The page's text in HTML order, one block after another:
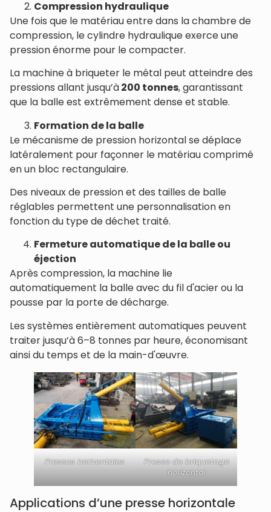
Compression hydraulique
Une fois que le matériau entre dans la chambre de
compression, le cylindre hydraulique exerce une
pression énorme pour le compacter.
La machine à briqueter le métal peut atteindre des
pressions allant jusqu’à200 tonnes, garantissant
que la balle est extrêmement dense et stable.
Formation de la balle
Le mécanisme de pression horizontal se déplace
latéralement pour façonner le matériau comprimé
en un bloc rectangulaire.
Des niveaux de pression et des tailles de balle
réglables permettent une personnalisation en
fonction du type de déchet traité.
Fermeture automatique de la balle ou
éjection
Après compression, la machine lie
automatiquement la balle avec du fil d'acier ou la
pousse par la porte de décharge.
Les systèmes entièrement automatiques peuvent
traiter jusqu’à 6–8 tonnes par heure, économisant
ainsi du temps et de la main-d'œuvre.
Presses horizontales
Presse de briquetage
horizontal
Applications d’une presse horizontale